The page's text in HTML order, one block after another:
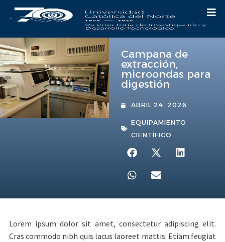
Campana de
extracción,
microondas para
digestión
ABRIL 24, 2026
EQUIPAMIENTO
CIENTÍFICO
Lorem ipsum dolor sit amet, consectetur adipiscing elit.
Cras commodo nibh quis lacus laoreet mattis. Etiam feugiat